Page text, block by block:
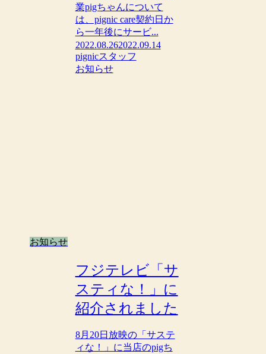
業pigちゃんについて
は、pignic care契約日か
ら一年後にサービ...
2022.08.262022.09.14
pignicスタッフ
お知らせ
お知らせ
フジテレビ「サ
スティな！」に
紹介されました
8月20日放映の「サステ
ィな！」に当店のpigち